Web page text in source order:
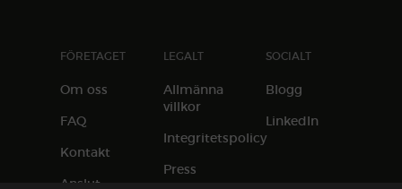
FÖRETAGET
Om oss
FAQ
Kontakt
Anslut
LEGALT
Allmänna
villkor
Integritetspolicy
Press
SOCIALT
Blogg
LinkedIn